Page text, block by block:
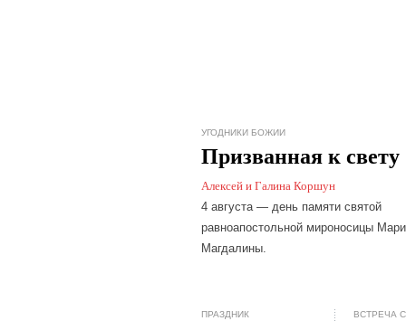
УГОДНИКИ БОЖИИ
Призванная к свету
Алексей и Галина Коршун
4 августа — день памяти святой
равноапостольной мироносицы
Магдалины.
ПРАЗДНИК ВСТРЕЧА